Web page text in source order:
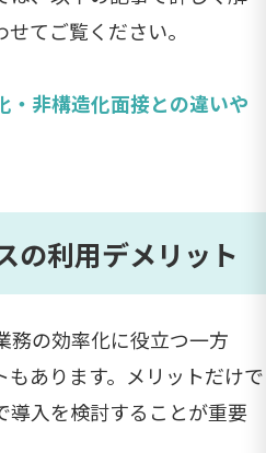
てご覧ください。
・非構造化面接との違いや
の利用デメリット
務の効率化に役立つ一方
あります。メリットだけで
導入を検討することが重要